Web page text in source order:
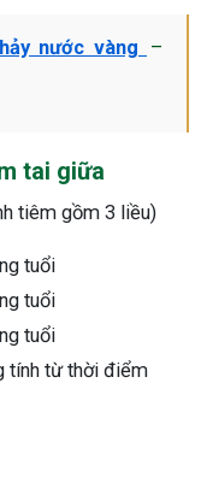
nước vàng
–
tai giữa
tiêm gồm 3 liều)
tuổi
tuổi
tuổi
tính từ thời điểm